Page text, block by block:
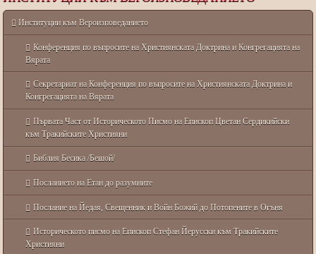
Институции към Вероизповеданието
Конференция по въпросите на Християнската Доктрина и Конгрегацията на
Вярата
Секретариат на Конференция по въпросите на Християнската Доктрина и
Конгрегацията на Вярата
Първата Част от Историческото Писмо на Епископ Цветан Сердикийски
към Тракийските Християни
Библия Бесика /Бешой/
Посланието на Етан до разумните
Послание на Йедая, Свещенник и Войн Божий до Потопените в Огъня
Историческото писмо на Епископ Стефан Йерусски към Тракийските
Християни